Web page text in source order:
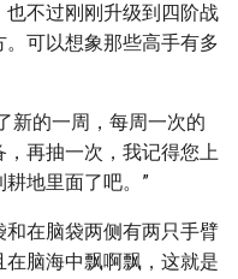
不过刚刚升级到四阶战
可以想象那些高手有多
新的一周，每周一次的
再抽一次，我记得您上
地里面了吧。”
在脑袋两侧有两只手臂
脑海中飘啊飘，这就是